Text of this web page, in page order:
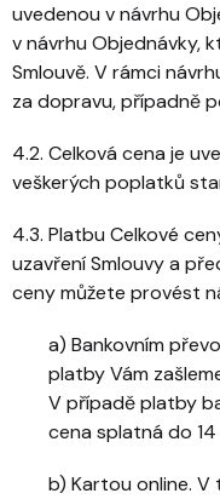
uvedenou v návrhu
v návrhu Objednávky,
Smlouvě. V rámci
za dopravu, případně
4.2. Celková cena je
veškerých poplatků
4.3. Platbu Celkové
uzavření Smlouvy a
ceny můžete provést
a) Bankovním
platby Vám
V případě platby
cena splatná do 14
b) Kartou online.